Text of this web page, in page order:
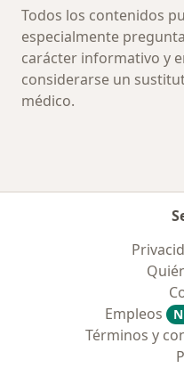
Todos los contenidos
especialmente
carácter informativo y
considerarse un
médico.
Empleos
Términos y